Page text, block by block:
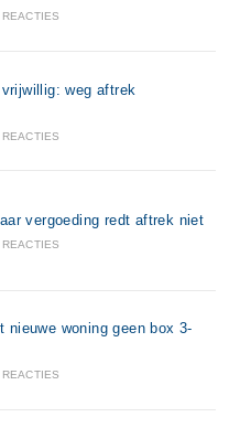
weg aftrek
vergoeding redt aftrek niet
nieuwe woning geen box 3-